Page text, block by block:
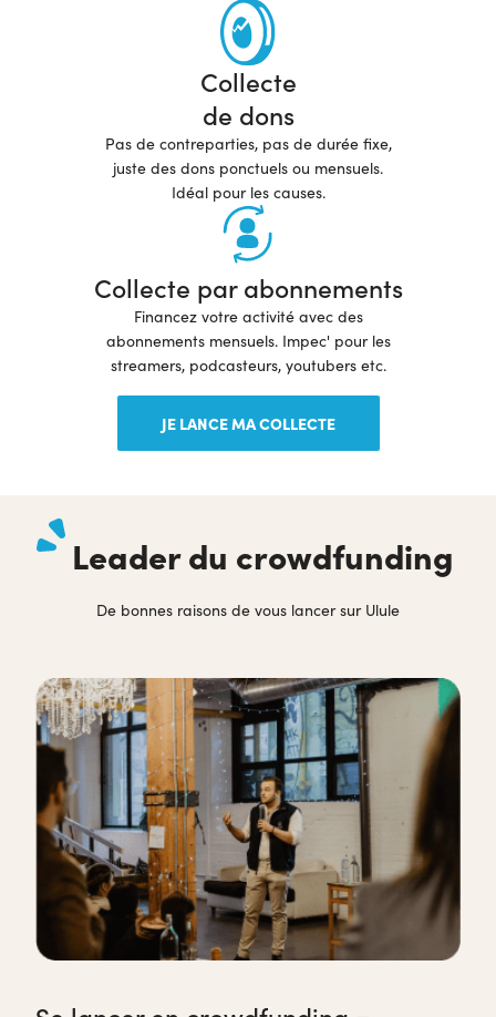
Collecte
de dons
Pas de contreparties, pas de durée fixe,
juste des dons ponctuels ou mensuels.
Idéal pour les causes.
Collecte par abonnements
Financez votre activité avec des
abonnements mensuels. Impec' pour les
streamers, podcasteurs, youtubers etc.
JE LANCE MA COLLECTE
Leader du crowdfunding
De bonnes raisons de vous lancer sur Ulule